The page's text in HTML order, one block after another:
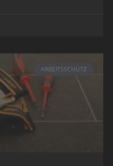
ARBEITSSCHUTZ